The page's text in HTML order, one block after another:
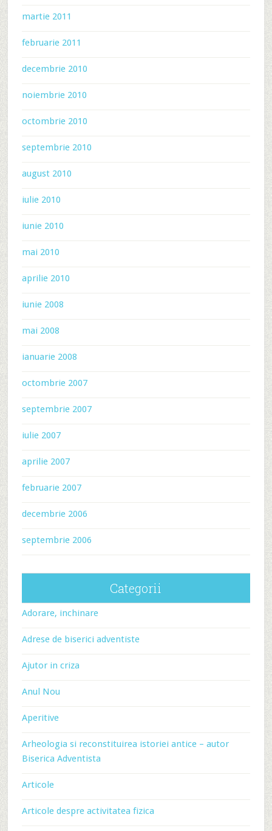
martie 2011
februarie 2011
decembrie 2010
noiembrie 2010
octombrie 2010
septembrie 2010
august 2010
iulie 2010
iunie 2010
mai 2010
aprilie 2010
iunie 2008
mai 2008
ianuarie 2008
octombrie 2007
septembrie 2007
iulie 2007
aprilie 2007
februarie 2007
decembrie 2006
septembrie 2006
Categorii
Adorare, inchinare
Adrese de biserici adventiste
Ajutor in criza
Anul Nou
Aperitive
Arheologia si reconstituirea istoriei antice – autor
Biserica Adventista
Articole
Articole despre activitatea fizica